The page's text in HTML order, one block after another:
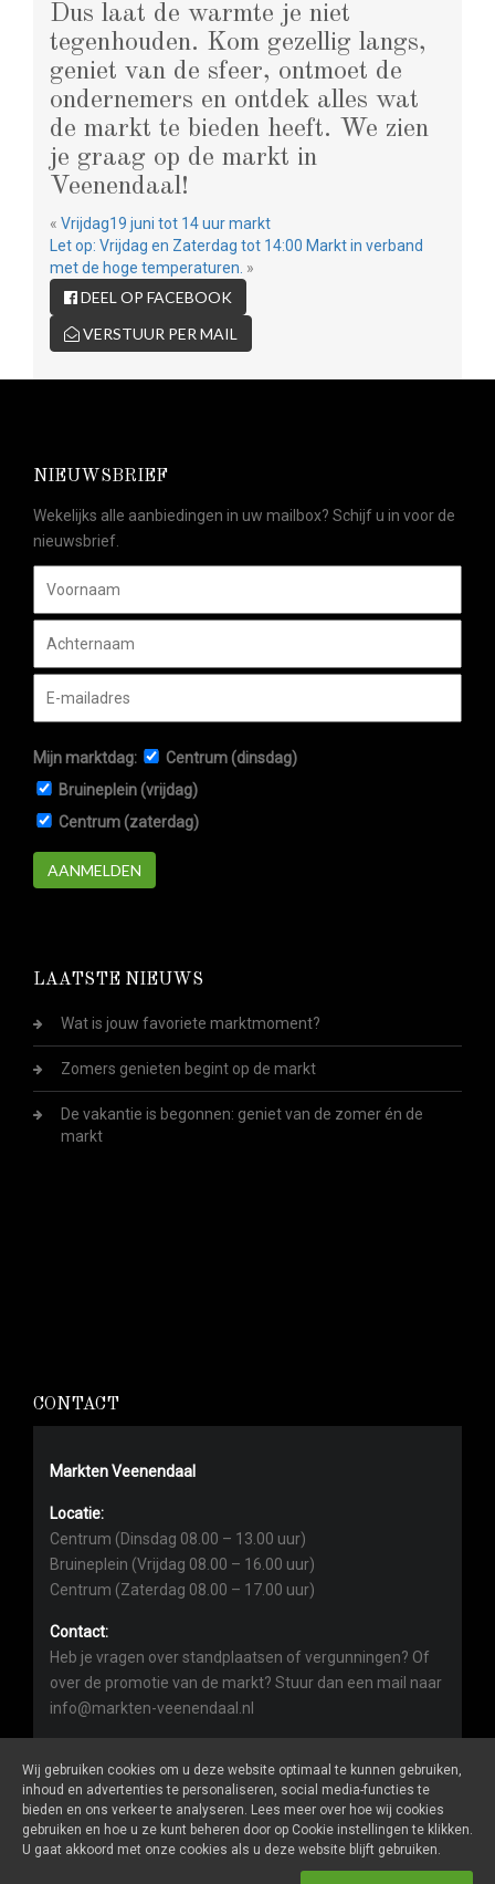
Dus laat de warmte je niet
tegenhouden. Kom gezellig langs,
geniet van de sfeer, ontmoet de
ondernemers en ontdek alles wat
de markt te bieden heeft. We zien
je graag op de markt in
Veenendaal!
« Vrijdag19 juni tot 14 uur markt
Let op: Vrijdag en Zaterdag tot 14:00 Markt in verband
met de hoge temperaturen. »
DEEL OP FACEBOOK
VERSTUUR PER MAIL
NIEUWSBRIEF
Wekelijks alle aanbiedingen in uw mailbox? Schijf u in voor de
nieuwsbrief.
Mijn marktdag:
Centrum (dinsdag)
Bruineplein (vrijdag)
Centrum (zaterdag)
AANMELDEN
LAATSTE NIEUWS
Wat is jouw favoriete marktmoment?
Zomers genieten begint op de markt
De vakantie is begonnen: geniet van de zomer én de
markt
CONTACT
Markten Veenendaal
Locatie:
Centrum (Dinsdag 08.00 – 13.00 uur)
Bruineplein (Vrijdag 08.00 – 16.00 uur)
Centrum (Zaterdag 08.00 – 17.00 uur)
Contact:
Heb je vragen over standplaatsen of vergunningen? Of
over de promotie van de markt? Stuur dan een mail naar
info@markten-veenendaal.nl
Markten-veenendaal.nlis een website vanDe Markt Online
ALGEMENE VOORWAARDEN
Wij gebruiken cookies om u deze website optimaal te kunnen gebruiken,
inhoud en advertenties te personaliseren, social media-functies te
bieden en ons verkeer te analyseren. Lees meer over hoe wij cookies
gebruiken en hoe u ze kunt beheren door op Cookie instellingen te klikken.
U gaat akkoord met onze cookies als u deze website blijft gebruiken.